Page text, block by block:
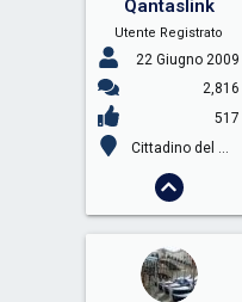
Qantaslink
Utente Registrato
22 Giugno 2009
2,816
517
Cittadino del mondo